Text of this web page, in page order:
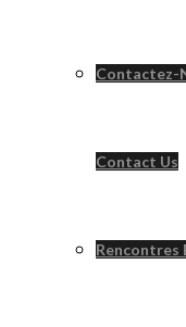
Contactez-
Contact Us
Rencontres